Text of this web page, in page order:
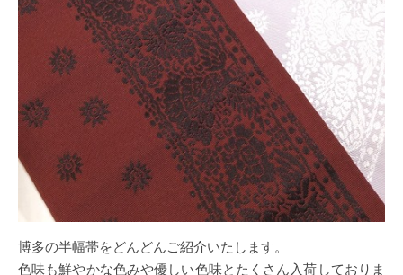
博多の半幅帯をどんどんご紹介いたします。
色味も鮮やかな色みや優しい色味とたくさん入荷しておりま